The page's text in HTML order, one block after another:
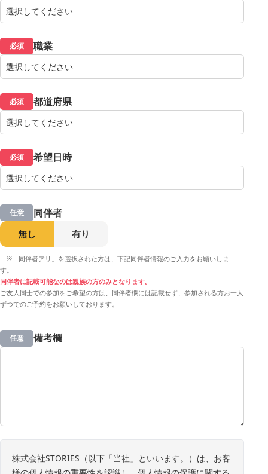
必須 職業
必須 都道府県
必須 希望日時
任意 同伴者
無し 有り
「※「同伴者アリ」を選択された方は、下記同伴者情報のご入力をお願いしま
す。」
同伴者に記載可能なのは親族の方のみとなります。
ご友人同士での参加をご希望の方は、同伴者欄には記載せず、参加される方お一人
ずつでのご予約をお願いしております。
任意 備考欄
株式会社STORIES（以下「当社」といいます。）は、お客